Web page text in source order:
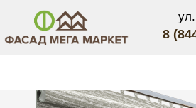
8 (8442) 60-69-65
ул. Козловская,
40А